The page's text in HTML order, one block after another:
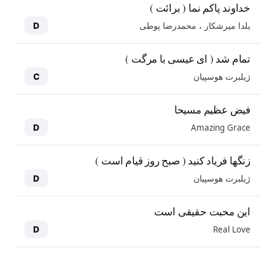
خداوند پاکم نما ( برائت )
یلدا میرشکار ، محمدرضا پوطی D
تمام شد ( ای عیسی با مرگت )
ژیلبرت هوسپیان C
فیض عظیم مسیحا
Amazing Grace
D
زنگها فریاد کنید ( صبح روز قیام است )
ژیلبرت هوسپیان D
این محبت حقیقی است
Real Love
D